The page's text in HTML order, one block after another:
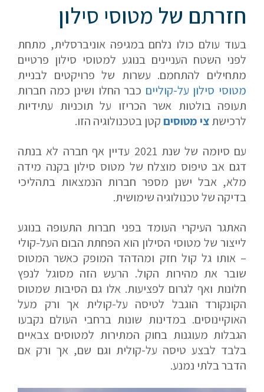
חזרתם של מטוסי סילון
בעוד עולם כולו נלחם במגיפה אוניברסלית, מתחת
לפני השטח העניינים בנוגע למטוסי סילון פרטיים
מתחילים להתחמם. עשרות של פרויקטים לבניית
מטוסי סילון על-קוליים כבר החלו ושינן כמה חברות
תעופה בולטות אשר הכריזו על תוכניות עתידיות
לרכישתצי מטוסיםקטן בטכנולוגיה הזו.
עם סיומה של שנת 2021 עדיין אף חברה לא בנתה
דגם אב טיפוס מוצלח של מטוס סילון בקנה מידה
מלא, אבל ישנן מספר חברות הנמצאות בתהליכי
בדיקה של טכנולוגיה שימושית.
האתגר העיקרי העומד בפני חברות התעופה בנוגע
לייצור של מטוסי הסילון הוא הפחתת הבום העל-קולי
– אותו גל קול חזק ומהדהד המופק כאשר המטוס
שובר את מהירות הקול. הרעש הזה מסוגל לנפץ
חלונות ואף לגרום לפציעות. אלו גם הסיבות שמטוס
הקונקורד הוגבל לטיסה על-קולית אך ורק מעל
האוקיינוסים. במדינות שונות ברחבי העולם נקבעו
הגבלות מעוגנות בחוק המתירות למטוסים צבאיים
בלבד לבצע טיסה על-קולית וגם שם, אך ורק אם
הדבר בלתי נמנע.